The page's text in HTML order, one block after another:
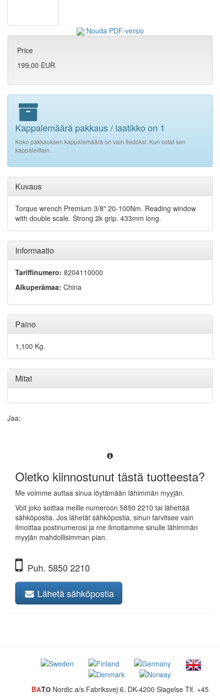
Nouda PDF-versio
Price
199,00 EUR
Kappalemäärä pakkaus / laatikko on 1
Koko pakkauksen kappalemäärä on vain tiedoksi. Kun ostat sen
kappaleittain.
Kuvaus
Torque wrench Premium 3/8" 20-100Nm. Reading window
with double scale. Strong 2k grip. 433mm long.
Informaatio
Tariffinumero: 8204110000
Alkuperämaa: China
Paino
1,100 Kg.
Mitat
Jaa:
Oletko kiinnostunut tästä tuotteesta?
Me voimme auttaa sinua löytämään lähimmän myyjän.
Voit joko soittaa meille numeroon 5850 2210 tai lähettää
sähköpostia. Jos lähetät sähköpostia, sinun tarvitsee vain
ilmoittaa postinumerosi ja me ilmoitamme sinulle lähimmän
myyjän mahdollisimman pian.
Puh. 5850 2210
Lähetä sähköpostia
BATONordic a/s Fabriksvej 6, DK-4200 Slagelse Tlf. +45